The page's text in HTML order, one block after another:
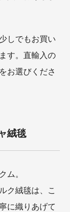
しでもお買い
す。直輸入の
お選びくださ
絨毯
ム。
ク絨毯は、こ
に織りあげて